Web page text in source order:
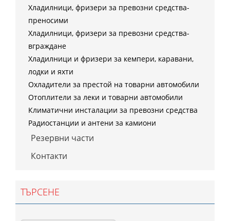
Хладилници, фризери за превозни средства-
преносими
Хладилници, фризери за превозни средства-
вграждане
Хладилници и фризери за кемпери, каравани,
лодки и яхти
Охладители за престой на товарни автомобили
Отоплители за леки и товарни автомобили
Климатични инсталации за превозни средства
Радиостанции и антени за камиони
Резервни части
Контакти
ТЪРСЕНЕ